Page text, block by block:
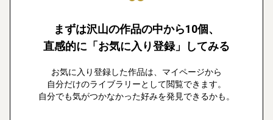
まずは沢山の作品の中から10個、
直感的に「お気に入り登録」してみる
お気に入り登録した作品は、マイページから
自分だけのライブラリーとして閲覧できます。
自分でも気がつかなかった好みを発見できるかも。